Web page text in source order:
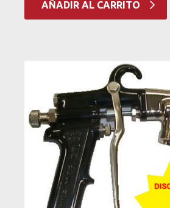
AÑADIR AL CARRITO